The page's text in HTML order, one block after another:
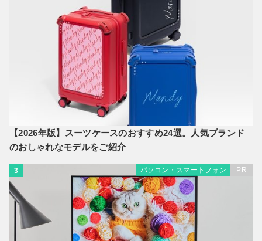
【2026年版】スーツケースのおすすめ24選。人気ブランド
のおしゃれなモデルをご紹介
3 パソコン・スマートフォン PR